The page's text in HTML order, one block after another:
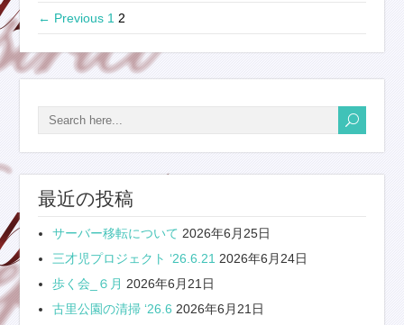
← Previous 1 2
最近の投稿
サーバー移転について 2026年6月25日
三才児プロジェクト ‘26.6.21 2026年6月24日
歩く会_６月 2026年6月21日
古里公園の清掃 ‘26.6 2026年6月21日